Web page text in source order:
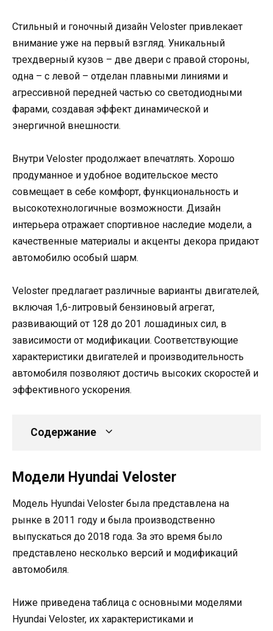
Стильный и гоночный дизайн Veloster привлекает
внимание уже на первый взгляд. Уникальный
трехдверный кузов – две двери с правой стороны,
одна – с левой – отделан плавными линиями и
агрессивной передней частью со светодиодными
фарами, создавая эффект динамической и
энергичной внешности.
Внутри Veloster продолжает впечатлять. Хорошо
продуманное и удобное водительское место
совмещает в себе комфорт, функциональность и
высокотехнологичные возможности. Дизайн
интерьера отражает спортивное наследие модели, а
качественные материалы и акценты декора придают
автомобилю особый шарм.
Veloster предлагает различные варианты двигателей,
включая 1,6-литровый бензиновый агрегат,
развивающий от 128 до 201 лошадиных сил, в
зависимости от модификации. Соответствующие
характеристики двигателей и производительность
автомобиля позволяют достичь высоких скоростей и
эффективного ускорения.
Содержание
Модели Hyundai Veloster
Модель Hyundai Veloster была представлена на
рынке в 2011 году и была производственно
выпускаться до 2018 года. За это время было
представлено несколько версий и модификаций
автомобиля.
Ниже приведена таблица с основными моделями
Hyundai Veloster, их характеристиками и